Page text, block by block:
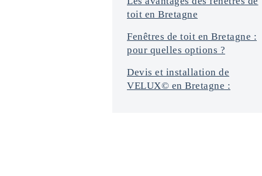
toit en Bretagne
Fenêtres de toit en Bretagne :
pour quelles options ?
Devis et installation de
VELUX© en Bretagne :